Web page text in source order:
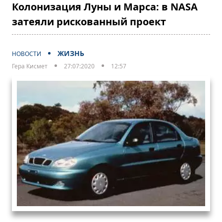
Колонизация Луны и Марса: в NASA
затеяли рискованный проект
НОВОСТИ ЖИЗНЬ
Гера Кисмет 27:07:2020 12:57